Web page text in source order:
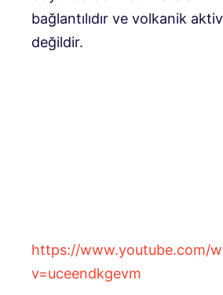
bağlantılıdır ve volkanik
değildir.
https://www.youtube.com/
v=uceendkgevm